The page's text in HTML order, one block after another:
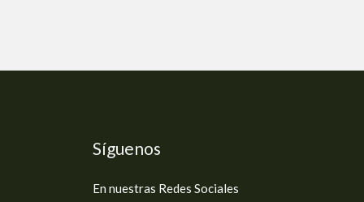
Síguenos
En nuestras Redes Sociales